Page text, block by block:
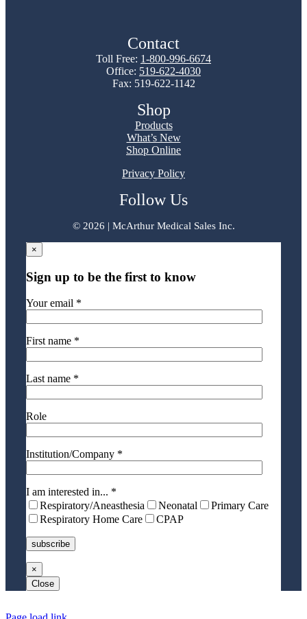
Contact
Toll Free: 1-800-996-6674
Office: 519-622-4030
Fax: 519-622-1142
Shop
Products
What’s New
Shop Online
Privacy Policy
Follow Us
© 2026 | McArthur Medical Sales Inc.
×
Sign up to be the first to know
Your email *
First name *
Last name *
Role
Institution/Company *
I am interested in... *
Respiratory/Aneasthesia
Neonatal
Primary Care
Respiratory Home Care
CPAP
×
Close